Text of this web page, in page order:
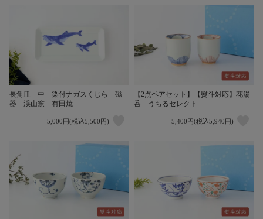
長角皿 中 染付ナガスくじら 磁
器 渓山窯 有田焼
5,000円(税込5,500円)
【2点ペアセット】【熨斗対応】花湯
呑 うちるセレクト
5,400円(税込5,940円)